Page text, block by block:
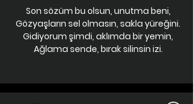
Son sözüm bu olsun, unutma beni,
Gözyaşların sel olmasın, sakla yüreğini.
Gidiyorum şimdi, aklımda bir yemin,
Ağlama sende, bırak silinsin izi.